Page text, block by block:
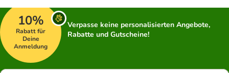
10%
Rabatt für
Deine
Anmeldung
Verpasse keine personalisierten Angebote,
Rabatte und Gutscheine!